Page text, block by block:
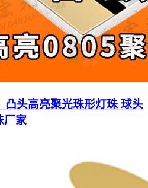
凸头高亮聚光珠形灯珠 球头
厂家